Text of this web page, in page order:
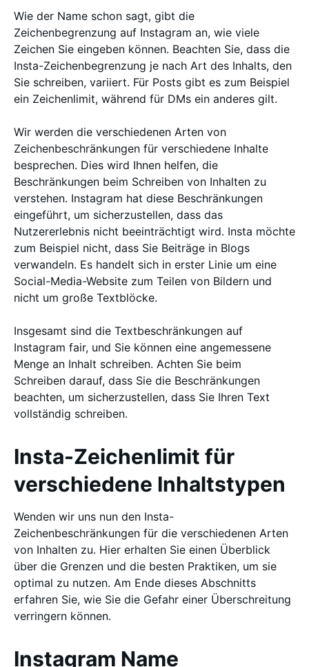
Wie der Name schon sagt, gibt die
Zeichenbegrenzung auf Instagram an, wie viele
Zeichen Sie eingeben können. Beachten Sie, dass die
Insta-Zeichenbegrenzung je nach Art des Inhalts, den
Sie schreiben, variiert. Für Posts gibt es zum Beispiel
ein Zeichenlimit, während für DMs ein anderes gilt.
Wir werden die verschiedenen Arten von
Zeichenbeschränkungen für verschiedene Inhalte
besprechen. Dies wird Ihnen helfen, die
Beschränkungen beim Schreiben von Inhalten zu
verstehen. Instagram hat diese Beschränkungen
eingeführt, um sicherzustellen, dass das
Nutzererlebnis nicht beeinträchtigt wird. Insta möchte
zum Beispiel nicht, dass Sie Beiträge in Blogs
verwandeln. Es handelt sich in erster Linie um eine
Social-Media-Website zum Teilen von Bildern und
nicht um große Textblöcke.
Insgesamt sind die Textbeschränkungen auf
Instagram fair, und Sie können eine angemessene
Menge an Inhalt schreiben. Achten Sie beim
Schreiben darauf, dass Sie die Beschränkungen
beachten, um sicherzustellen, dass Sie Ihren Text
vollständig schreiben.
Insta-Zeichenlimit für
verschiedene Inhaltstypen
Wenden wir uns nun den Insta-
Zeichenbeschränkungen für die verschiedenen Arten
von Inhalten zu. Hier erhalten Sie einen Überblick
über die Grenzen und die besten Praktiken, um sie
optimal zu nutzen. Am Ende dieses Abschnitts
erfahren Sie, wie Sie die Gefahr einer Überschreitung
verringern können.
Instagram Name